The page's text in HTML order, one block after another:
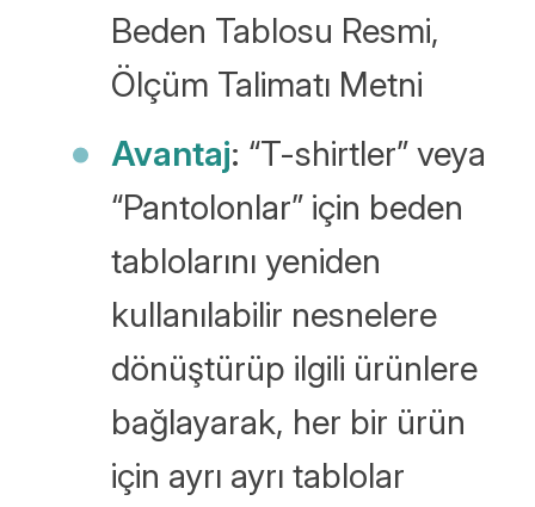
Beden Tablosu Resmi,
Ölçüm Talimatı Metni
Avantaj: “T-shirtler” veya
“Pantolonlar” için beden
tablolarını yeniden
kullanılabilir nesnelere
dönüştürüp ilgili ürünlere
bağlayarak, her bir ürün
için ayrı ayrı tablolar